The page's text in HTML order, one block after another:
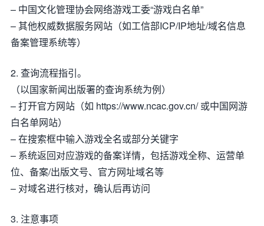
– 中国文化管理协会网络游戏工委“游戏白名单”
– 其他权威数据服务网站（如工信部ICP/IP地址/域名信息
备案管理系统等）
2. 查询流程指引。
（以国家新闻出版署的查询系统为例）
– 打开官方网站（如 https://www.ncac.gov.cn/ 或中国网游
白名单网站）
– 在搜索框中输入游戏全名或部分关键字
– 系统返回对应游戏的备案详情，包括游戏全称、运营单
位、备案/出版文号、官方网址域名等
– 对域名进行核对，确认后再访问
3. 注意事项